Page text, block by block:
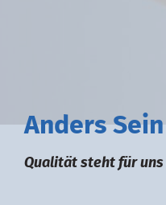
Anders S
Qualität steht für